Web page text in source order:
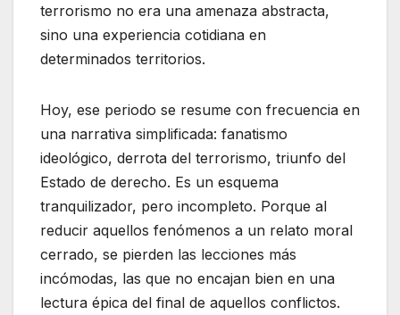
terrorismo no era una amenaza abstracta,
sino una experiencia cotidiana en
determinados territorios.
Hoy, ese periodo se resume con frecuencia en
una narrativa simplificada: fanatismo
ideológico, derrota del terrorismo, triunfo del
Estado de derecho. Es un esquema
tranquilizador, pero incompleto. Porque al
reducir aquellos fenómenos a un relato moral
cerrado, se pierden las lecciones más
incómodas, las que no encajan bien en una
lectura épica del final de aquellos conflictos.